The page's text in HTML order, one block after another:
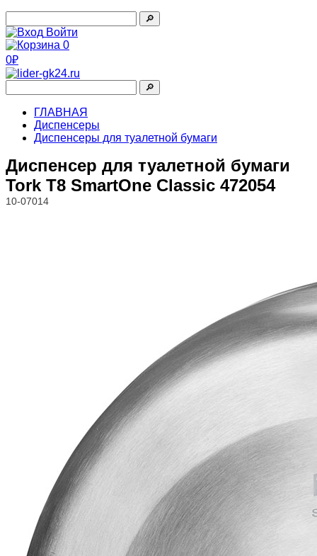
🔎︎
Войти
0
0₽
🔎︎
ГЛАВНАЯ
Диспенсеры
Диспенсеры для туалетной бумаги
Диспенсер для туалетной бумаги
Tork T8 SmartOne Classic 472054
10-07014